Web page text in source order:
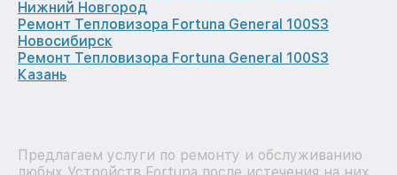
Нижний Новгород
Ремонт Тепловизора Fortuna General 100S3
Новосибирск
Ремонт Тепловизора Fortuna General 100S3
Казань
Предлагаем услуги по ремонту и обслуживанию